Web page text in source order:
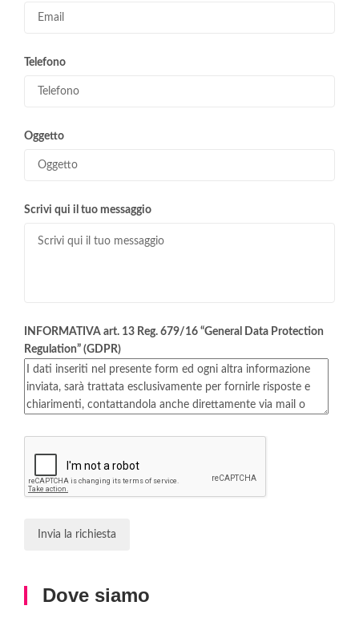
Telefono
Oggetto
Scrivi qui il tuo messaggio
INFORMATIVA art. 13 Reg. 679/16 “General Data Protection
Regulation” (GDPR)
Invia la richiesta
Dove siamo